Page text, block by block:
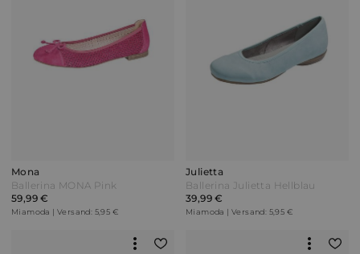
Mona
Ballerina MONA Pink
59,99 €
Miamoda | Versand: 5,95 €
Julietta
Ballerina Julietta Hellblau
39,99 €
Miamoda | Versand: 5,95 €